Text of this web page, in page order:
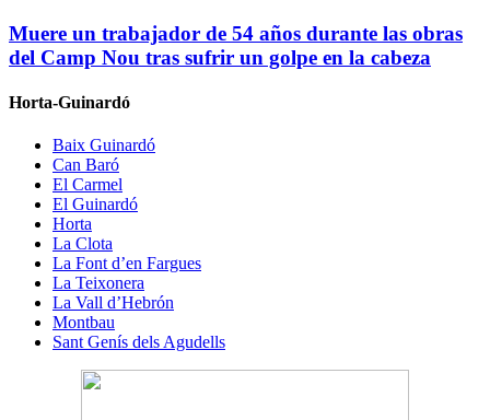
Muere un trabajador de 54 años durante las obras
del Camp Nou tras sufrir un golpe en la cabeza
Horta-Guinardó
Baix Guinardó
Can Baró
El Carmel
El Guinardó
Horta
La Clota
La Font d’en Fargues
La Teixonera
La Vall d’Hebrón
Montbau
Sant Genís dels Agudells